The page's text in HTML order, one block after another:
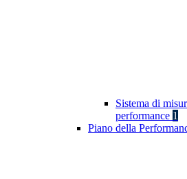
Sistema di
performance 1
Piano della